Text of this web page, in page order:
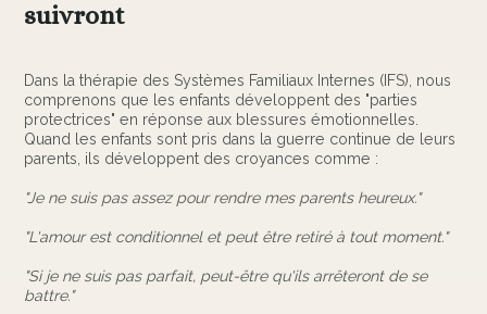
suivront
Dans la thérapie des Systèmes Familiaux Internes (IFS), nous
comprenons que les enfants développent des "parties
protectrices" en réponse aux blessures émotionnelles.
Quand les enfants sont pris dans la guerre continue de leurs
parents, ils développent des croyances comme :
"Je ne suis pas assez pour rendre mes parents heureux."
"L'amour est conditionnel et peut être retiré à tout moment."
"Si je ne suis pas parfait, peut-être qu'ils arrêteront de se
battre."